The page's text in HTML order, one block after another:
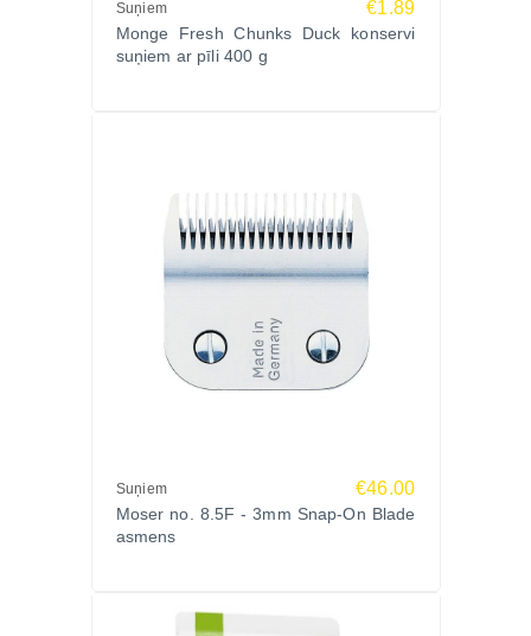
Suņiem €1.89
Monge Fresh Chunks Duck konservi
suņiem ar pīli 400 g
Suņiem €46.00
Moser no. 8.5F - 3mm Snap-On Blade
asmens